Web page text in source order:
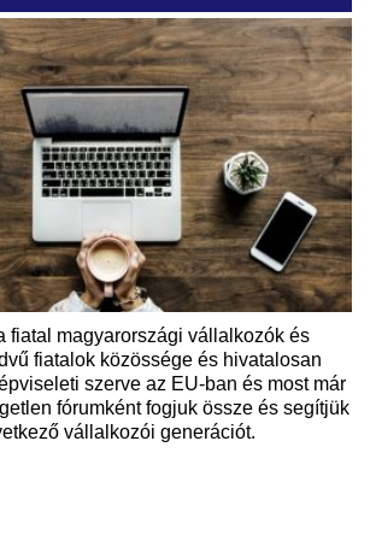
fiatal magyarországi vállalkozók és
fiatalok közössége és hivatalosan
szerve az EU-ban és most már
fórumként fogjuk össze és segítjük
vállalkozói generációt.